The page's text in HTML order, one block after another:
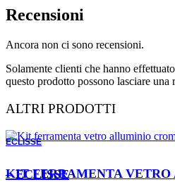
Recensioni
Ancora non ci sono recensioni.
Solamente clienti che hanno
questo prodotto possono lasciare una
ALTRI PRODOTTI
ECLISSE
ORDINABILE
KIT FERRAMENTA VETRO ALLUMINIO CROMO – ECLISSE